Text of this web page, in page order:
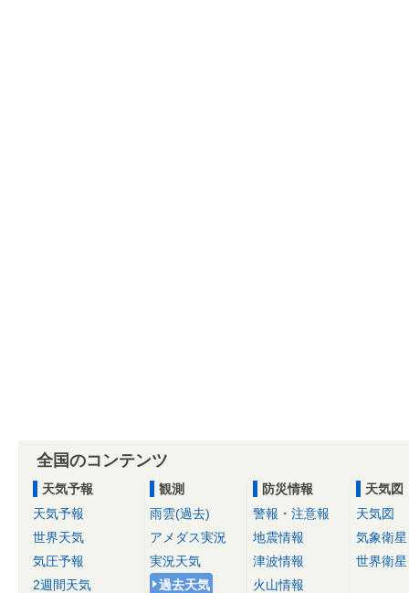
全国のコンテンツ
天気予報
天気予報
世界天気
気圧予報
2週間天気
観測
雨雲(過去)
アメダス実況
実況天気
過去天気
防災情報
警報・注意報
地震情報
津波情報
火山情報
天気図
天気図
気象衛星
世界衛星